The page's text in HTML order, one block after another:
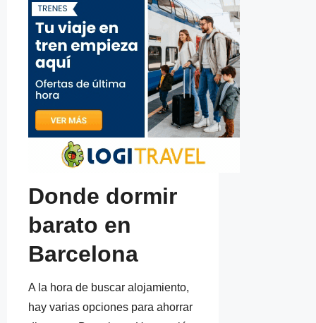
Donde dormir
barato en
Barcelona
A la hora de buscar alojamiento,
hay varias opciones para ahorrar